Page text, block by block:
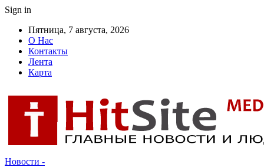
Sign in
Пятница, 7 августа, 2026
О Нас
Контакты
Лента
Карта
Новости -